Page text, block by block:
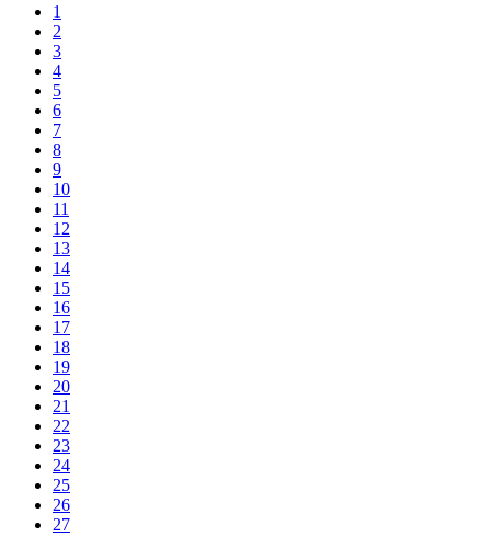
1
2
3
4
5
6
7
8
9
10
11
12
13
14
15
16
17
18
19
20
21
22
23
24
25
26
27